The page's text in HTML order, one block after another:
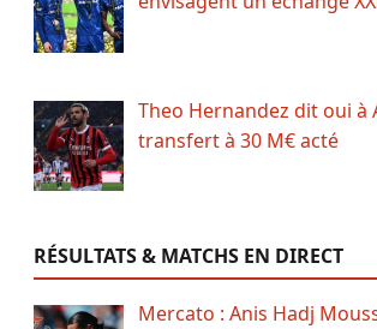
Theo Hernandez dit oui à
transfert à 30 M€ acté
RÉSULTATS & MATCHS EN DIRECT
Mercato : Anis Hadj